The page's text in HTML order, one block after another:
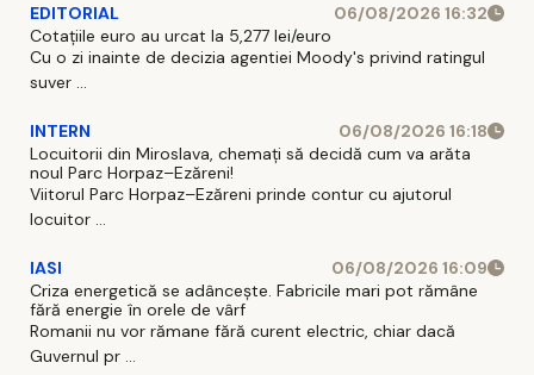
EDITORIAL
06/08/2026 16:32
Cotațiile euro au urcat la 5,277 lei/euro
Cu o zi inainte de decizia agentiei Moody's privind ratingul
suver ...
INTERN
06/08/2026 16:18
Locuitorii din Miroslava, chemați să decidă cum va arăta
noul Parc Horpaz–Ezăreni!
Viitorul Parc Horpaz–Ezăreni prinde contur cu ajutorul
locuitor ...
IASI
06/08/2026 16:09
Criza energetică se adâncește. Fabricile mari pot rămâne
fără energie în orele de vârf
Romanii nu vor rămane fără curent electric, chiar dacă
Guvernul pr ...